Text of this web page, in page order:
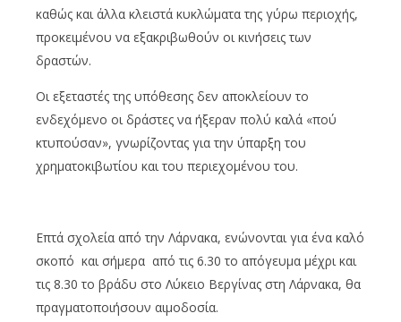
καθώς και άλλα κλειστά κυκλώματα της γύρω περιοχής,
προκειμένου να εξακριβωθούν οι κινήσεις των
δραστών.
Οι εξεταστές της υπόθεσης δεν αποκλείουν το
ενδεχόμενο οι δράστες να ήξεραν πολύ καλά «πού
κτυπούσαν», γνωρίζοντας για την ύπαρξη του
χρηματοκιβωτίου και του περιεχομένου του.
Επτά σχολεία από την Λάρνακα, ενώνονται για ένα καλό
σκοπό και σήμερα από τις 6.30 το απόγευμα μέχρι και
τις 8.30 το βράδυ στο Λύκειο Βεργίνας στη Λάρνακα, θα
πραγματοποιήσουν αιμοδοσία.